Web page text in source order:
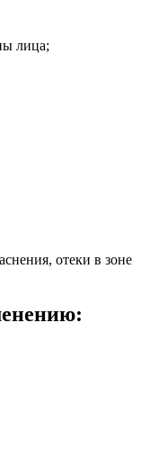
лица;
отеки в зоне